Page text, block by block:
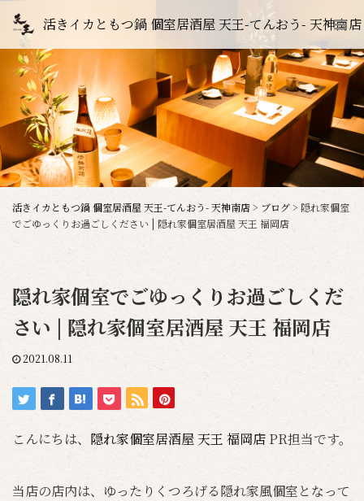
活きイカともつ鍋 個室居酒屋 天王-てんおう- 天神南店
活きイカともつ鍋 個室居酒屋 天王-てんおう- 天神南店> ブログ> 隠れ家個室
でごゆっくりお過ごしください | 隠れ家個室居酒屋 天王 福岡店
隠れ家個室でごゆっくりお過ごしくだ
さい | 隠れ家個室居酒屋 天王 福岡店
2021.08.11
こんにちは、 隠れ家個室居酒屋 天王 福岡店 PR担当です。
当店の店内は、ゆったりくつろげる隠れ家風個室となって